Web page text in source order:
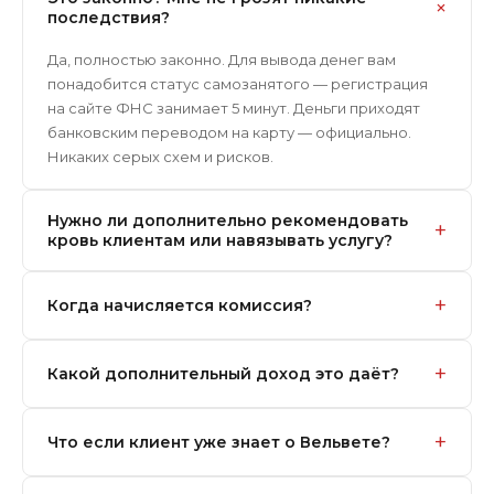
последствия?
+
Да, полностью законно. Для вывода денег вам
понадобится статус самозанятого — регистрация
на сайте ФНС занимает 5 минут. Деньги приходят
банковским переводом на карту — официально.
Никаких серых схем и рисков.
Нужно ли дополнительно рекомендовать
кровь клиентам или навязывать услугу?
+
которым сами назначаете переливание по
крови, помогаете клиенту сэкономить 5% — и
Когда начисляется комиссия? +
клиентом. Уведомление приходит в бот мгновенно.
Какой дополнительный доход это даёт? +
чек заказа на переливание крови — от 20 000 до 60
Что если клиент уже знает о Вельвете? +